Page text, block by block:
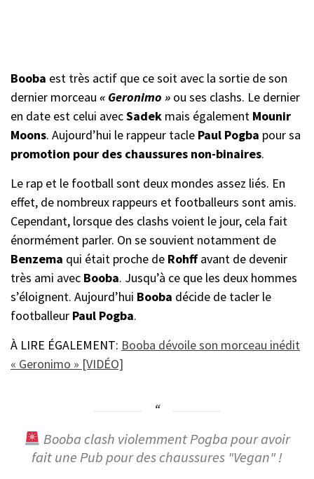
Booba est très actif que ce soit avec la sortie de son
dernier morceau « Geronimo » ou ses clashs. Le dernier
en date est celui avecSadek mais également Mounir
Moons. Aujourd’hui le rappeur tacle Paul Pogba pour sa
promotion pour des chaussures non-binaires.
Le rap et le football sont deux mondes assez liés. En
effet, de nombreux rappeurs et footballeurs sont amis.
Cependant, lorsque des clashs voient le jour, cela fait
énormément parler. On se souvient notamment de
Benzema qui était proche de Rohffavant de devenir
très ami avec Booba. Jusqu’à ce que les deux hommes
s’éloignent. Aujourd’hui Booba décide de tacler le
footballeur Paul Pogba.
À LIRE ÉGALEMENT: Booba dévoile son morceau inédit
« Geronimo » [VIDÉO]
Booba clash violemment Pogba pour avoir
fait une Pub pour des chaussures "Vegan" !